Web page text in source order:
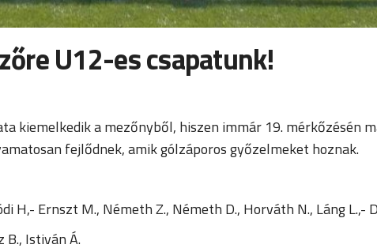
U12-es csapatunk!
kiemelkedik a mezőnyből, hiszen immár 19.
fejlődnek, amik gólzáporos győzelmeket hoznak.
H,- Ernszt M., Németh Z., Németh D., Horváth N., Láng L.,-
B., Istiván Á.